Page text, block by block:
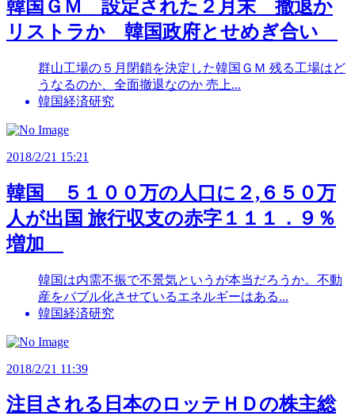
韓国ＧＭ 設定された２月末 撤退か
リストラか 韓国政府とせめぎ合い
群山工場の５月閉鎖を決定した韓国ＧＭ 残る工場はど
うなるのか、全面撤退なのか 売上...
韓国経済研究
2018/2/21 15:21
韓国 ５１００万の人口に２,６５０万
人が出国 旅行収支の赤字１１１．９％
増加
韓国は内需不振で不景気というが本当だろうか。不動
産をバブル化させているエネルギーはある...
韓国経済研究
2018/2/21 11:39
注目される日本のロッテＨＤの株主総